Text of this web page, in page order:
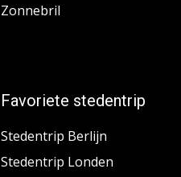
Zonnebril
Favoriete stedentrip
Stedentrip Berlijn
Stedentrip Londen